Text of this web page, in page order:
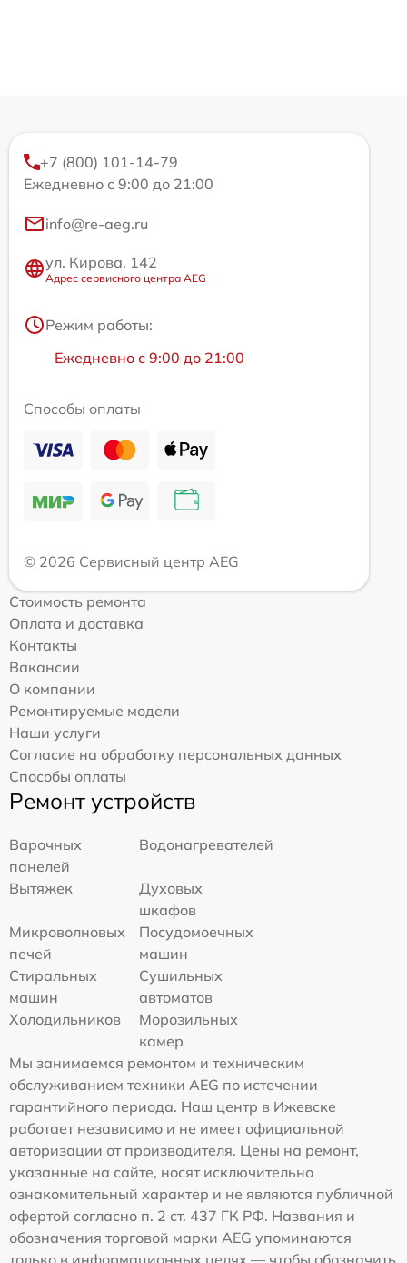
+7 (800) 101-14-79
Ежедневно с 9:00 до 21:00
info@re-aeg.ru
ул. Кирова, 142
Адрес сервисного центра AEG
Режим работы:
Ежедневно с 9:00 до 21:00
Способы оплаты
© 2026 Сервисный центр AEG
Стоимость ремонта
Оплата и доставка
Контакты
Вакансии
О компании
Ремонтируемые модели
Наши услуги
Согласие на обработку персональных данных
Способы оплаты
Ремонт устройств
Варочных
панелей
Водонагревателей
Вытяжек
Духовых
шкафов
Микроволновых
печей
Посудомоечных
машин
Стиральных
машин
Сушильных
автоматов
Холодильников
Морозильных
камер
Мы занимаемся ремонтом и техническим
обслуживанием техники AEG по истечении
гарантийного периода. Наш центр в Ижевске
работает независимо и не имеет официальной
авторизации от производителя. Цены на ремонт,
указанные на сайте, носят исключительно
ознакомительный характер и не являются публичной
офертой согласно п. 2 ст. 437 ГК РФ. Названия и
обозначения торговой марки AEG упоминаются
только в информационных целях — чтобы обозначить